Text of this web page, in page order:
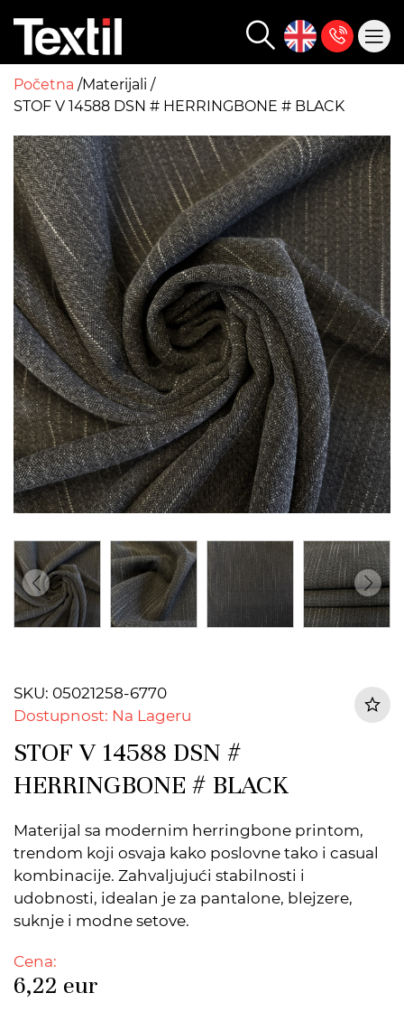
Početna Materijali
STOF V 14588 DSN # HERRINGBONE # BLACK
SKU: 05021258-6770
Dostupnost: Na Lageru
STOF V 14588 DSN #
HERRINGBONE # BLACK
Materijal sa modernim herringbone printom,
trendom koji osvaja kako poslovne tako i casual
kombinacije. Zahvaljujući stabilnosti i
udobnosti, idealan je za pantalone, blejzere,
suknje i modne setove.
Cena:
6,22 eur